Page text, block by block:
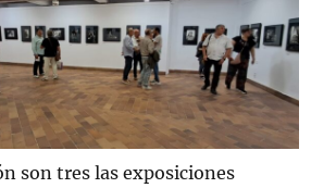
son tres las exposiciones